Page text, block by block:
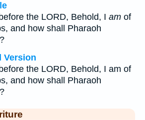
the LORD, Behold, I am of
and how shall Pharaoh
Version
the LORD, Behold, I am of
and how shall Pharaoh